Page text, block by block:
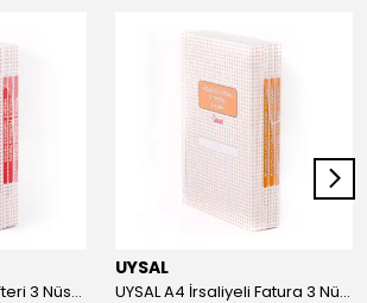
UYSAL A4 Fatura Defteri 3 Nüsha 50 Yaprak (5 Li Paket)
UYSAL
UYSAL A4 İrsaliyeli Fatura 3 Nüsha 50 Yaprak (5 Li Paket)